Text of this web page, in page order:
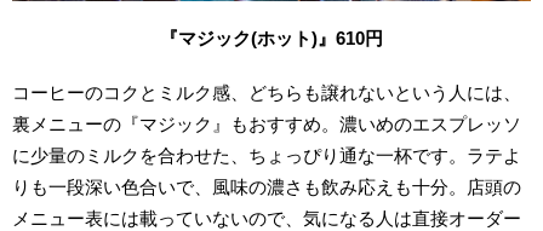
『マジック(ホット)』610円
コーヒーのコクとミルク感、どちらも譲れないという人には、
裏メニューの『マジック』もおすすめ。濃いめのエスプレッソ
に少量のミルクを合わせた、ちょっぴり通な一杯です。ラテよ
りも一段深い色合いで、風味の濃さも飲み応えも十分。店頭の
メニュー表には載っていないので、気になる人は直接オーダー